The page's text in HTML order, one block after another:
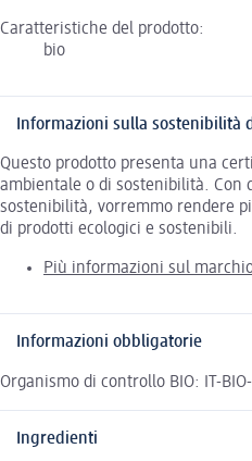
Caratteristiche del prodotto:
bio
Informazioni sulla sostenibilità
Questo prodotto presenta una
ambientale o di sostenibilità. Con
sostenibilità, vorremmo rendere
di prodotti ecologici e sostenibili.
Più informazioni sul
Informazioni obbligatorie
Organismo di controllo BIO: IT-BIO-
Ingredienti